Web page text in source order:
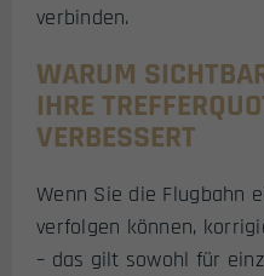
verbinden.
WARUM
IHRE
VERBESSERT
Wenn Sie die Flugbahn
verfolgen können,
– das gilt sowohl für